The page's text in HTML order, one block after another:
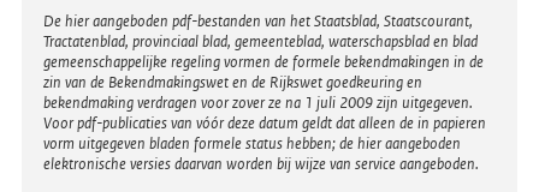
n
e
l
i
n
k
Disclaimer
De hier aangeboden pdf-bestanden van het Staatsblad, Staatscourant,
Tractatenblad, provinciaal blad, gemeenteblad, waterschapsblad en blad
gemeenschappelijke regeling vormen de formele bekendmakingen in de
zin van de Bekendmakingswet en de Rijkswet goedkeuring en
bekendmaking verdragen voor zover ze na 1 juli 2009 zijn uitgegeven.
Voor pdf-publicaties van vóór deze datum geldt dat alleen de in papieren
vorm uitgegeven bladen formele status hebben; de hier aangeboden
elektronische versies daarvan worden bij wijze van service aangeboden.